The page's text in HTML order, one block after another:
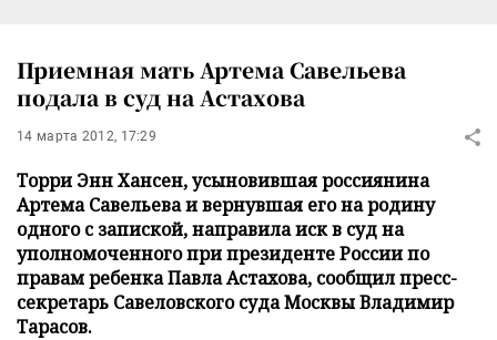
Приемная мать Артема Савельева
подала в суд на Астахова
14 марта 2012, 17:29
Торри Энн Хансен, усыновившая россиянина
Артема Савельева и вернувшая его на родину
одного с запиской, направила иск в суд на
уполномоченного при президенте России по
правам ребенка Павла Астахова, сообщил пресс-
секретарь Савеловского суда Москвы Владимир
Тарасов.